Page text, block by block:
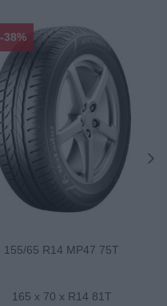
-38%
155/65 R14 MP47 75T
165 x 70 x R14 81T